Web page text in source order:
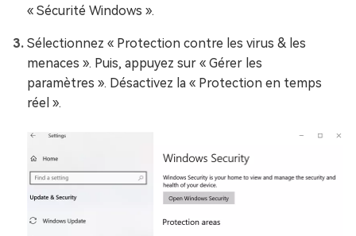
« Sécurité Windows ».
Sélectionnez « Protection contre les virus & les
menaces ». Puis, appuyez sur « Gérer les
paramètres ». Désactivez la « Protection en temps
réel ».